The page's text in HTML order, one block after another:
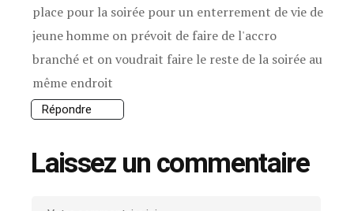
place pour la soirée pour un enterrement de vie de
jeune homme on prévoit de faire de l'accro
branché et on voudrait faire le reste de la soirée au
même endroit
Répondre
Laissez un commentaire